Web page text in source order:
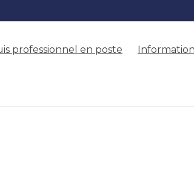
professionnel en poste